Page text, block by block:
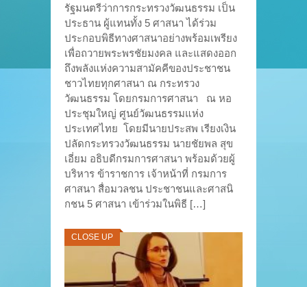
รัฐมนตรีว่าการกระทรวงวัฒนธรรม เป็น
ประธาน ผู้แทนทั้ง 5 ศาสนา ได้ร่วม
ประกอบพิธีทางศาสนาอย่างพร้อมเพรียง
เพื่อถวายพระพรชัยมงคล และแสดงออก
ถึงพลังแห่งความสามัคคีของประชาชน
ชาวไทยทุกศาสนา ณ กระทรวง
วัฒนธรรม โดยกรมการศาสนา ณ หอ
ประชุมใหญ่ ศูนย์วัฒนธรรมแห่ง
ประเทศไทย โดยมีนายประสพ เรียงเงิน
ปลัดกระทรวงวัฒนธรรม นายชัยพล สุข
เอี่ยม อธิบดีกรมการศาสนา พร้อมด้วยผู้
บริหาร ข้าราชการ เจ้าหน้าที่ กรมการ
ศาสนา สื่อมวลชน ประชาชนและศาสนิ
กชน 5 ศาสนา เข้าร่วมในพิธี […]
CLOSE UP